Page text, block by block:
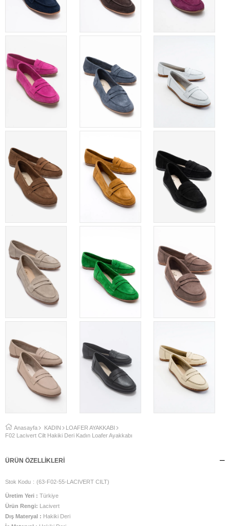
Anasayfa KADIN
LOAFER AYAKKABI
F02 Lacivert Cilt Hakiki Deri Kadın Loafer Ayakkabı
ÜRÜN ÖZELLIKLERI
Stok Kodu (63-F02-55-LACIVERT CILT)
Üretim Yeri : Türkiye
Ürün Rengi: Lacivert
Dış Materyal : Hakiki Deri